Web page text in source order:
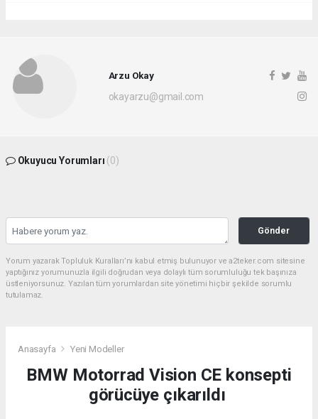
Arzu Okay
okayarzu@gmail.com
Okuyucu Yorumları (0)
Gönder
Yorum yazarak Topluluk Kuralları’nı kabul etmiş bulunuyor ve a2teker.com sitesine
yaptığınız yorumunuzla ilgili doğrudan veya dolaylı tüm sorumluluğu tek başınıza
üstleniyorsunuz. Yazılan tüm yorumlardan site yönetimi hiçbir şekilde sorumlu
tutulamaz.
Anasayfa Yeni Modeller
BMW Motorrad Vision CE konsepti
görücüye çıkarıldı